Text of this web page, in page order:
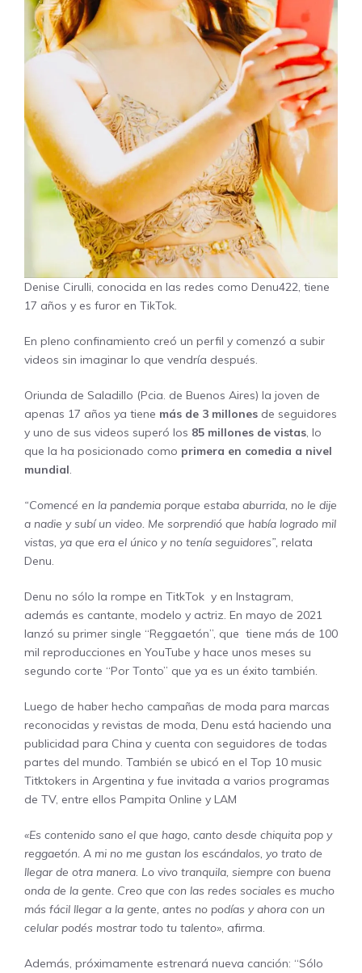
Denise Cirulli, conocida en las redes como Denu422, tiene
17 años y es furor en TikTok.
En pleno confinamiento creó un perfil y comenzó a subir
videos sin imaginar lo que vendría después.
Oriunda de Saladillo (Pcia. de Buenos Aires) la joven de
apenas 17 años ya tiene más de 3 millones de seguidores
y uno de sus videos superó los 85 millones de vistas, lo
que la ha posicionado como primera en comedia a nivel
mundial.
“Comencé en la pandemia porque estaba aburrida, no le dije
a nadie y subí un video. Me sorprendió que había logrado mil
vistas, ya que era el único y no tenía seguidores”, relata
Denu.
Denu no sólo la rompe en TitkTok y en Instagram,
además es cantante, modelo y actriz. En mayo de 2021
lanzó su primer single “Reggaetón”, que tiene más de 100
mil reproducciones en YouTube y hace unos meses su
segundo corte “Por Tonto” que ya es un éxito también.
Luego de haber hecho campañas de moda para marcas
reconocidas y revistas de moda, Denu está haciendo una
publicidad para China y cuenta con seguidores de todas
partes del mundo. También se ubicó en el Top 10 music
Titktokers in Argentina y fue invitada a varios programas
de TV, entre ellos Pampita Online y LAM
«Es contenido sano el que hago, canto desde chiquita pop y
reggaetón. A mi no me gustan los escándalos, yo trato de
llegar de otra manera. Lo vivo tranquila, siempre con buena
onda de la gente. Creo que con las redes sociales es mucho
más fácil llegar a la gente, antes no podías y ahora con un
celular podés mostrar todo tu talento», afirma.
Además, próximamente estrenará nueva canción: “Sólo